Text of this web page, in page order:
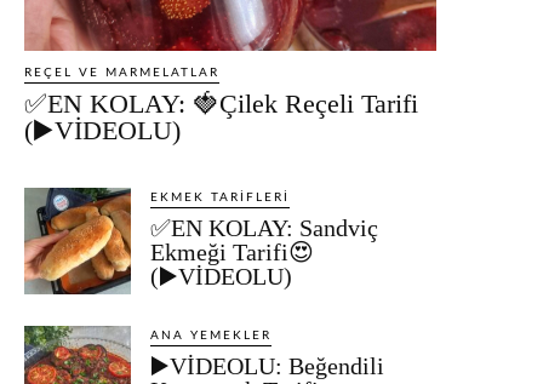
REÇEL VE MARMELATLAR
✅EN KOLAY: 🍓Çilek Reçeli Tarifi
(▶️VİDEOLU)
EKMEK TARIFLERI
✅EN KOLAY: Sandviç
Ekmeği Tarifi😍
(▶️VİDEOLU)
ANA YEMEKLER
▶️VİDEOLU: Beğendili